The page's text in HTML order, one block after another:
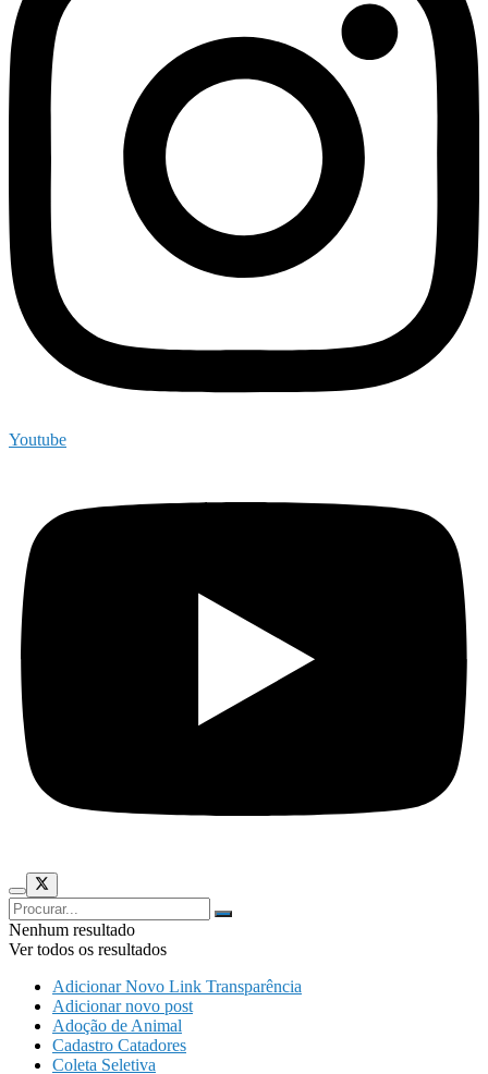
Youtube
Nenhum resultado
Ver todos os resultados
Adicionar Novo Link Transparência
Adicionar novo post
Adoção de Animal
Cadastro Catadores
Coleta Seletiva